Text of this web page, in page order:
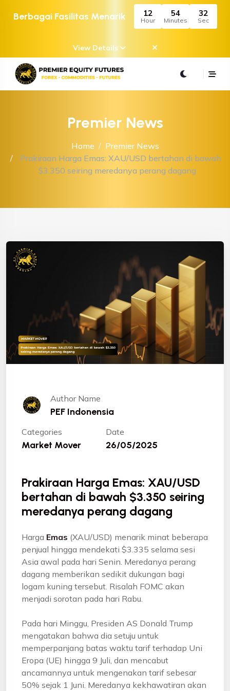
Berbagai Fasilitas Menarik 12
Hour
54
Minutes
32
Sec
View Details
Premier News
Home
Premier News
Prakiraan Harga Emas: XAU/USD bertahan di bawah
$3.350 seiring meredanya perang dagang
Author Name
PEF Indonensia
Categories
Market Mover
Date
26/05/2025
Prakiraan Harga Emas: XAU/USD
bertahan di bawah $3.350 seiring
meredanya perang dagang
Harga Emas (XAU/USD) menarik minat beberapa
penjual hingga mendekati $3.335 selama sesi
Asia awal pada hari Senin. Meredanya perang
dagang memberikan sedikit dukungan bagi
logam kuning tersebut. Risalah FOMC akan
menjadi sorotan pada hari Rabu.
Pada hari Minggu, Presiden AS Donald Trump
mengatakan bahwa dia setuju untuk
memperpanjang batas waktu tarif terhadap Uni
Eropa (UE) hingga 9 Juli, dan mencabut
ancamannya untuk mengenakan tarif sebesar
50% sejak 1 Juni. Meredanya kekhawatiran akan